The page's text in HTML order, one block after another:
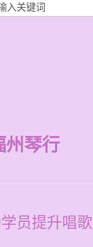
州琴行
员提升唱